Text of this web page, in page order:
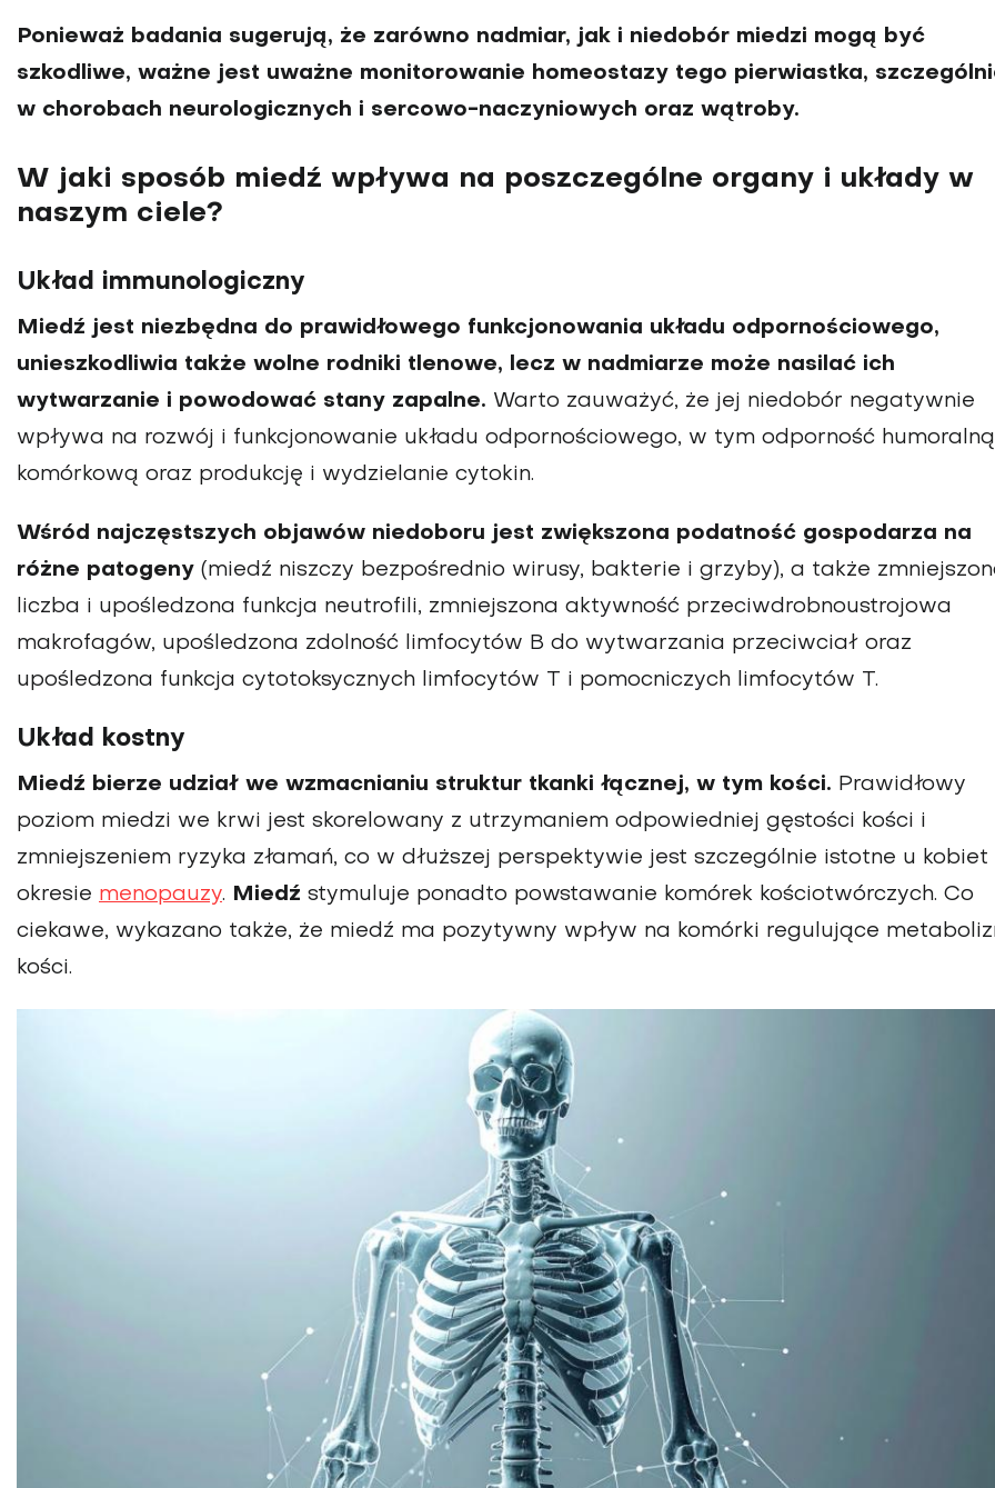
Ponieważ badania sugerują, że zarówno nadmiar, jak i niedobór miedzi mogą być
szkodliwe, ważne jest uważne monitorowanie homeostazy tego pierwiastka,
w chorobach neurologicznych i sercowo-naczyniowych oraz wątroby.
W jaki sposób miedź wpływa na poszczególne organy i układy w
naszym ciele?
Układ immunologiczny
Miedź jest niezbędna do prawidłowego funkcjonowania układu odpornościowego,
unieszkodliwia także wolne rodniki tlenowe, lecz w nadmiarze może nasilać ich
wytwarzanie i powodować stany zapalne. Warto zauważyć, że jej niedobór negatywnie
wpływa na rozwój i funkcjonowanie układu odpornościowego, w tym odporność
komórkową oraz produkcję i wydzielanie cytokin.
Wśród najczęstszych objawów niedoboru jest zwiększona podatność gospodarza na
różne patogeny (miedź niszczy bezpośrednio wirusy, bakterie i grzyby), a także
liczba i upośledzona funkcja neutrofili, zmniejszona aktywność przeciwdrobnoustrojowa
makrofagów, upośledzona zdolność limfocytów B do wytwarzania przeciwciał oraz
upośledzona funkcja cytotoksycznych limfocytów T i pomocniczych limfocytów T.
Układ kostny
Miedź bierze udział we wzmacnianiu struktur tkanki łącznej, w tym kości. Prawidłowy
poziom miedzi we krwi jest skorelowany z utrzymaniem odpowiedniej gęstości kości i
zmniejszeniem ryzyka złamań, co w dłuższej perspektywie jest szczególnie istotne u kobiet
okresie menopauzy. Miedź stymuluje ponadto powstawanie komórek kościotwórczych. Co
ciekawe, wykazano także, że miedź ma pozytywny wpływ na komórki regulujące
kości.